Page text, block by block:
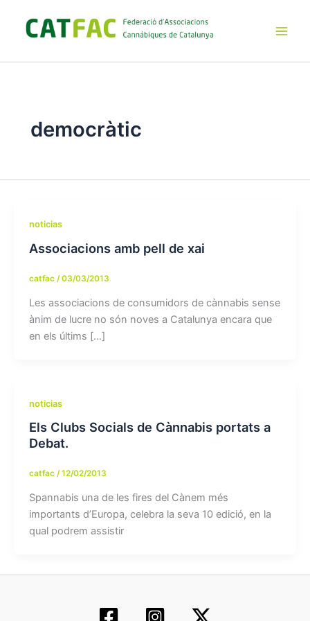
contenido
democràtic
noticias
Associacions amb pell de xai
catfac /03/03/2013
Les associacions de consumidors de cànnabis sense
ànim de lucre no són noves a Catalunya encara que
en els últims […]
noticias
Els Clubs Socials de Cànnabis portats a
Debat.
catfac /12/02/2013
Spannabis una de les fires del Cànem més
importants d’Europa, celebra la seva 10 edició, en la
qual podrem assistir